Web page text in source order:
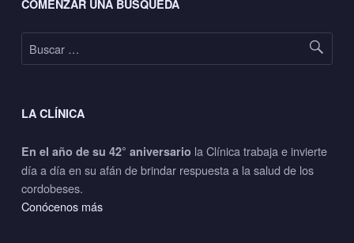
COMENZAR UNA BÚSQUEDA
Buscar:
LA CLÍNICA
En el año de su 42° aniversario la Clínica trabaja e invierte
día a día en su afán de brindar respuesta a la salud de los
cordobeses.
Conócenos más